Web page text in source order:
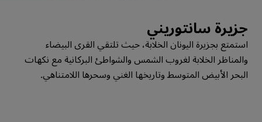
جزيرة سانتوريني
استمتع بجزيرة اليونان الخلابة، حيث تلتقي القرى البيضاء
والمناظر الخلابة لغروب الشمس والشواطئ البركانية مع نكهات
البحر الأبيض المتوسط وتاريخها الغني وسحرها اللامتناهي.